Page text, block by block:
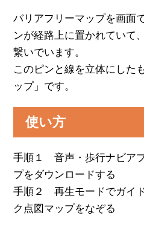
バリアフリーマップを画面
ンが経路上に置かれていて
繋いでいます。
このピンと線を立体にした
ップ」です。
使い方
手順１ 音声・歩行ナビア
プをダウンロードする
手順２ 再生モードでガイ
ク点図マップをなぞる